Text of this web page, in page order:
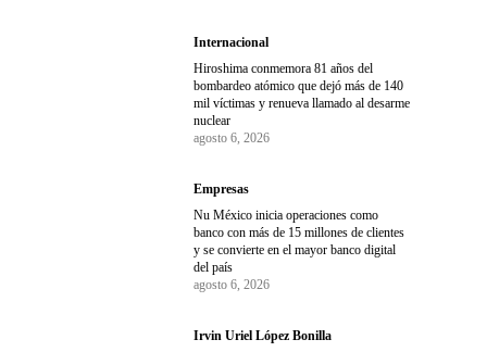
Internacional
Hiroshima conmemora 81 años del
bombardeo atómico que dejó más de 140
mil víctimas y renueva llamado al desarme
nuclear
agosto 6, 2026
Empresas
Nu México inicia operaciones como
banco con más de 15 millones de clientes
y se convierte en el mayor banco digital
del país
agosto 6, 2026
Irvin Uriel López Bonilla